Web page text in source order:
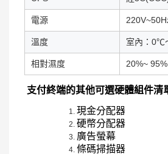
電源
溫度 室內：0℃
相對濕度 20%~ 95%
支付終端的其他可選硬體組件清
現金分配器
硬幣分配器
廣告螢幕
條碼掃描器